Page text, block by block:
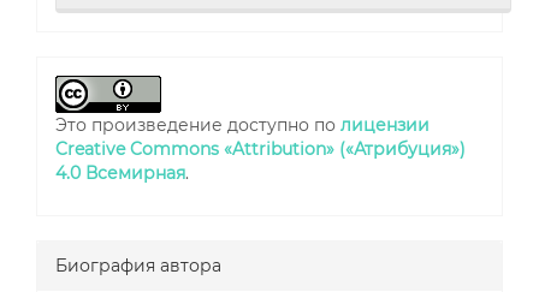
Это произведение доступно по лицензии
Creative Commons «Attribution» («Атрибуция»)
4.0 Всемирная.
Биография автора